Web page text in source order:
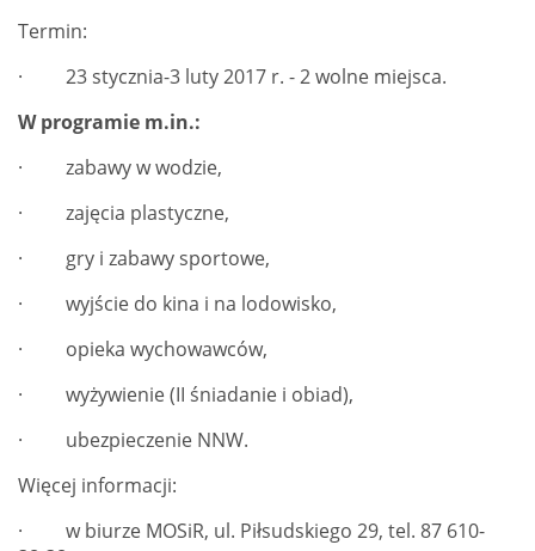
Termin:
· 23 stycznia-3 luty 2017 r. - 2 wolne miejsca.
W programie m.in.:
· zabawy w wodzie,
· zajęcia plastyczne,
· gry i zabawy sportowe,
· wyjście do kina i na lodowisko,
· opieka wychowawców,
· wyżywienie (II śniadanie i obiad),
· ubezpieczenie NNW.
Więcej informacji:
· w biurze MOSiR, ul. Piłsudskiego 29, tel. 87 610-